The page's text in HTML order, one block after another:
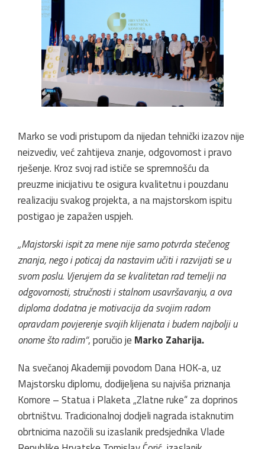
Marko se vodi pristupom da nijedan tehnički izazov nije
neizvediv, već zahtijeva znanje, odgovornost i pravo
rješenje. Kroz svoj rad ističe se spremnošću da
preuzme inicijativu te osigura kvalitetnu i pouzdanu
realizaciju svakog projekta, a na majstorskom ispitu
postigao je zapažen uspjeh.
„Majstorski ispit za mene nije samo potvrda stečenog
znanja, nego i poticaj da nastavim učiti i razvijati se u
svom poslu. Vjerujem da se kvalitetan rad temelji na
odgovornosti, stručnosti i stalnom usavršavanju, a ova
diploma dodatna je motivacija da svojim radom
opravdam povjerenje svojih klijenata i budem najbolji u
onome što radim“, poručio je Marko Zaharija.
Na svečanoj Akademiji povodom Dana HOK-a, uz
Majstorsku diplomu, dodijeljena su najviša priznanja
Komore – Statua i Plaketa „Zlatne ruke“ za doprinos
obrtništvu. Tradicionalnoj dodjeli nagrada istaknutim
obrtnicima nazočili su izaslanik predsjednika Vlade